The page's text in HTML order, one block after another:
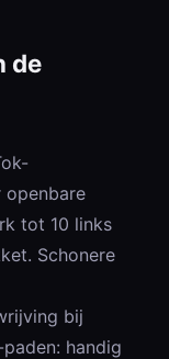
de
openbare
tot 10 links
Schonere
bij
handig